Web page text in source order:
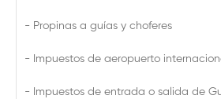
- Propinas a guías y choferes
- Impuestos de aeropuerto
- Impuestos de entrada o salida de